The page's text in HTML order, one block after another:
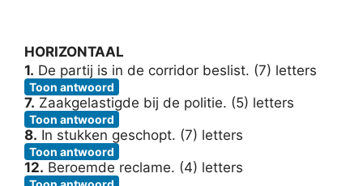
HORIZONTAAL
1. De partij is in de corridor beslist. (7) letters
Toon antwoord
7. Zaakgelastigde bij de politie. (5) letters
Toon antwoord
8. In stukken geschopt. (7) letters
Toon antwoord
12. Beroemde reclame. (4) letters